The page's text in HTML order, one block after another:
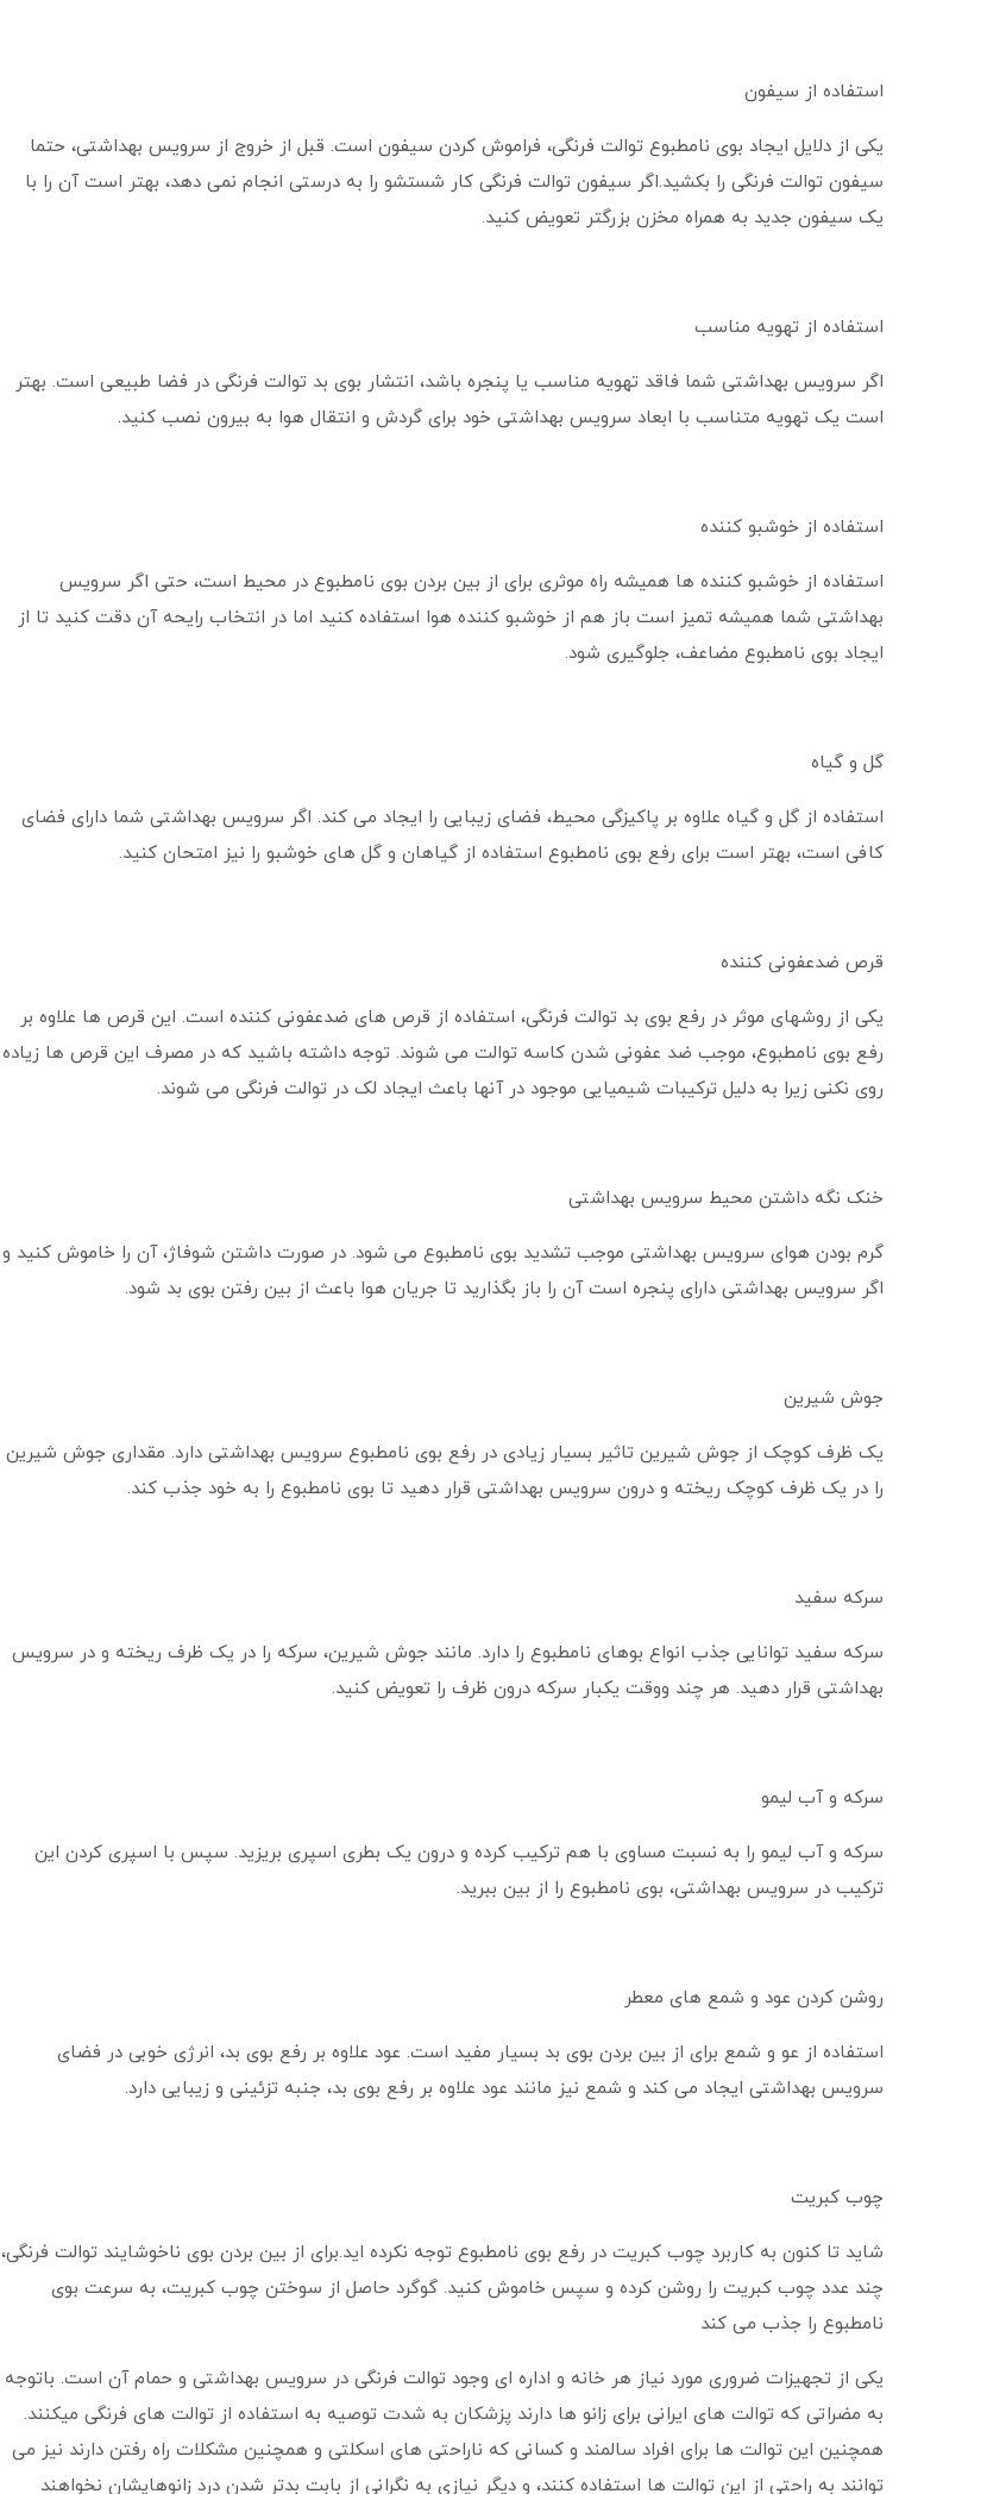
استفاده از سیفون
یکی از دلایل ایجاد بوی نامطبوع توالت فرنگی، فراموش کردن سیفون است. قبل از خروج از سرویس بهداشتی، حتما
سیفون توالت فرنگی را بکشید.اگر سیفون توالت فرنگی کار شستشو را به درستی انجام نمی دهد، بهتر است آن را با
یک سیفون جدید به همراه مخزن بزرگتر تعویض کنید.
استفاده از تهویه مناسب
اگر سرویس بهداشتی شما فاقد تهویه مناسب یا پنجره باشد، انتشار بوی بد توالت فرنگی در فضا طبیعی است. بهتر
است یک تهویه متناسب با ابعاد سرویس بهداشتی خود برای گردش و انتقال هوا به بیرون نصب کنید.
استفاده از خوشبو کننده
استفاده از خوشبو کننده ها همیشه راه موثری برای از بین بردن بوی نامطبوع در محیط است، حتی اگر سرویس
بهداشتی شما همیشه تمیز است باز هم از خوشبو کننده هوا استفاده کنید اما در انتخاب رایحه آن دقت کنید تا از
ایجاد بوی نامطبوع مضاعف، جلوگیری شود.
گل و گیاه
استفاده از گل و گیاه علاوه بر پاکیزگی محیط، فضای زیبایی را ایجاد می کند. اگر سرویس بهداشتی شما دارای فضای
کافی است، بهتر است برای رفع بوی نامطبوع استفاده از گیاهان و گل های خوشبو را نیز امتحان کنید.
قرص ضدعفونی کننده
یکی از روشهای موثر در رفع بوی بد توالت فرنگی، استفاده از قرص های ضدعفونی کننده است. این قرص ها علاوه بر
رفع بوی نامطبوع، موجب ضد عفونی شدن کاسه توالت می شوند. توجه داشته باشید که در مصرف این قرص ها زیاده
روی نکنی زیرا به دلیل ترکیبات شیمیایی موجود در آنها باعث ایجاد لک در توالت فرنگی می شوند.
خنک نگه داشتن محیط سرویس بهداشتی
گرم بودن هوای سرویس بهداشتی موجب تشدید بوی نامطبوع می شود. در صورت داشتن شوفاژ، آن را خاموش کنید و
اگر سرویس بهداشتی دارای پنجره است آن را باز بگذارید تا جریان هوا باعث از بین رفتن بوی بد شود.
جوش شیرین
یک ظرف کوچک از جوش شیرین تاثیر بسیار زیادی در رفع بوی نامطبوع سرویس بهداشتی دارد. مقداری جوش شیرین
را در یک ظرف کوچک ریخته و درون سرویس بهداشتی قرار دهید تا بوی نامطبوع را به خود جذب کند.
سرکه سفید
سرکه سفید توانایی جذب انواع بوهای نامطبوع را دارد. مانند جوش شیرین، سرکه را در یک ظرف ریخته و در سرویس
بهداشتی قرار دهید. هر چند ووقت یکبار سرکه درون ظرف را تعویض کنید.
سرکه و آب لیمو
سرکه و آب لیمو را به نسبت مساوی با هم ترکیب کرده و درون یک بطری اسپری بریزید. سپس با اسپری کردن این
ترکیب در سرویس بهداشتی، بوی نامطبوع را از بین ببرید.
روشن کردن عود و شمع های معطر
استفاده از عو و شمع برای از بین بردن بوی بد بسیار مفید است. عود علاوه بر رفع بوی بد، انرژی خوبی در فضای
سرویس بهداشتی ایجاد می کند و شمع نیز مانند عود علاوه بر رفع بوی بد، جنبه تزئینی و زیبایی دارد.
چوب کبریت
شاید تا کنون به کاربرد چوب کبریت در رفع بوی نامطبوع توجه نکرده اید.برای از بین بردن بوی ناخوشایند توالت فرنگی،
چند عدد چوب کبریت را روشن کرده و سپس خاموش کنید. گوگرد حاصل از سوختن چوب کبریت، به سرعت بوی
نامطبوع را جذب می کند
یکی از تجهیزات ضروری مورد نیاز هر خانه و اداره ای وجود توالت فرنگی در سرویس بهداشتی و حمام آن است. باتوجه
به مضراتی که توالت های ایرانی برای زانو ها دارند پزشکان به شدت توصیه به استفاده از توالت های فرنگی میکنند.
همچنین این توالت ها برای افراد سالمند و کسانی که ناراحتی های اسکلتی و همچنین مشکلات راه رفتن دارند نیز می
توانند به راحتی از این توالت ها استفاده کنند، و دیگر نیازی به نگرانی از بابت بدتر شدن درد زانوهایشان نخواهند